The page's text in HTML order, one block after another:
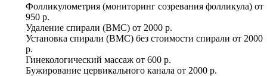
Фолликулометрия (мониторинг созревания фолликула) от
950 р.
Удаление спирали (ВМС) от 2000 р.
Установка спирали (ВМС) без стоимости спирали от 2000
р.
Гинекологический массаж от 600 р.
Бужирование цервикального канала от 2000 р.